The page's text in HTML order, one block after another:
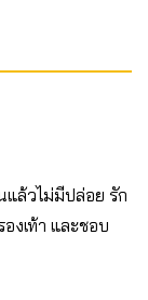
แล้วไม่มีปล่อย รัก
งเท้า และชอบ